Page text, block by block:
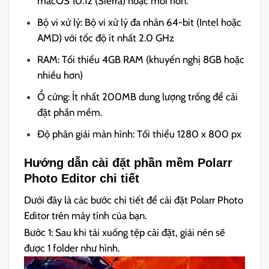
Bộ vi xử lý: Bộ vi xử lý đa nhân 64-bit (Intel hoặc
AMD) với tốc độ ít nhất 2.0 GHz
RAM: Tối thiểu 4GB RAM (khuyến nghị 8GB hoặc
nhiều hơn)
Ổ cứng: Ít nhất 200MB dung lượng trống để cài
đặt phần mềm.
Độ phân giải màn hình: Tối thiểu 1280 x 800 px
Hướng dẫn cài đặt phần mềm Polarr
Photo Editor chi tiết
Dưới đây là các bước chi tiết để cài đặt Polarr Photo
Editor trên máy tính của bạn.
Bước 1: Sau khi tải xuống tệp cài đặt, giải nén sẽ
được 1 folder như hình.